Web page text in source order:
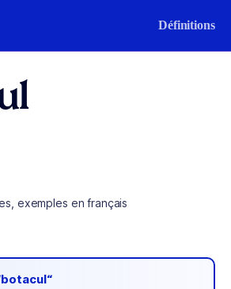
Définitions
exemples en français